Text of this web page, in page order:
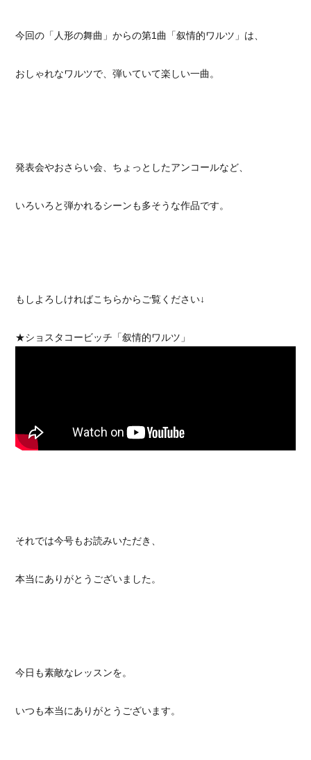
今回の「人形の舞曲」からの第1曲「叙情的ワルツ」は、
おしゃれなワルツで、弾いていて楽しい一曲。
発表会やおさらい会、ちょっとしたアンコールなど、
いろいろと弾かれるシーンも多そうな作品です。
もしよろしければこちらからご覧ください↓
★ショスタコービッチ「叙情的ワルツ」
それでは今号もお読みいただき、
本当にありがとうございました。
今日も素敵なレッスンを。
いつも本当にありがとうございます。